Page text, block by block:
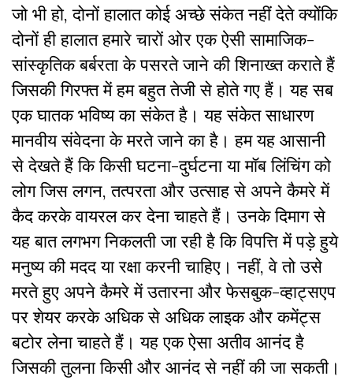
जो भी हो, दोनों हालात कोई अच्छे संकेत नहीं देते क्योंकि
दोनों ही हालात हमारे चारों ओर एक ऐसी सामाजिक-
सांस्कृतिक बर्बरता के पसरते जाने की शिनाख्त कराते हैं
जिसकी गिरफ्त में हम बहुत तेजी से होते गए हैं। यह सब
एक घातक भविष्य का संकेत है। यह संकेत साधारण
मानवीय संवेदना के मरते जाने का है। हम यह आसानी
से देखते हैं कि किसी घटना-दुर्घटना या मॉब लिंचिंग को
लोग जिस लगन, तत्परता और उत्साह से अपने कैमरे में
कैद करके वायरल कर देना चाहते हैं। उनके दिमाग से
यह बात लगभग निकलती जा रही है कि विपत्ति में पड़े हुये
मनुष्य की मदद या रक्षा करनी चाहिए। नहीं, वे तो उसे
मरते हुए अपने कैमरे में उतारना और फेसबुक-व्हाट्सएप
पर शेयर करके अधिक से अधिक लाइक और कमेंट्स
बटोर लेना चाहते हैं। यह एक ऐसा अतीव आनंद है
जिसकी तुलना किसी और आनंद से नहीं की जा सकती।